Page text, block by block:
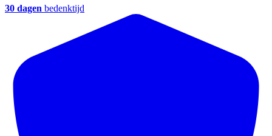
30 dagen bedenktijd